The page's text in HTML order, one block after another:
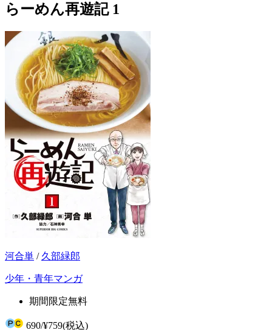
らーめん再遊記 1
河合単 / 久部緑郎
少年・青年マンガ
期間限定無料
690/¥759(税込)